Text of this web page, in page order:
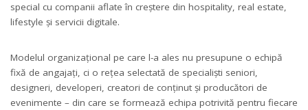
special cu companii aflate în creștere din hospitality, real estate,
lifestyle și servicii digitale.
Modelul organizațional pe care l-a ales nu presupune o echipă
fixă de angajați, ci o rețea selectată de specialiști seniori,
designeri, developeri, creatori de conținut și producători de
evenimente – din care se formează echipa potrivită pentru fiecare